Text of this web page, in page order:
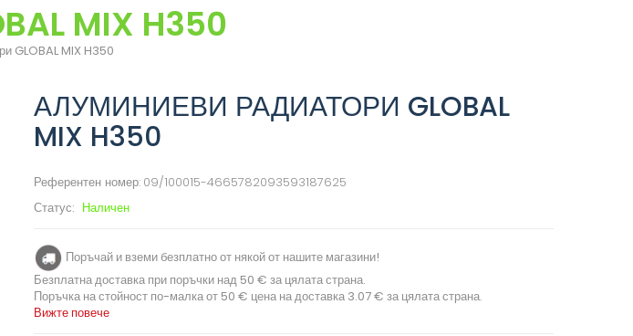
MIX H350
GLOBAL MIX H350
АЛУМИНИЕВИ РАДИАТОРИ GLOBAL
MIX H350
Референтен номер: 09/100015-4665782093593187625
Статус: Наличен
Поръчай и вземи безплатно от някой от нашите магазини!
Безплатна доставка при поръчки над 50 € за цялата страна.
Поръчка на стойност по-малка от 50 € цена на доставка 3.07 € за цялата страна.
Вижте повече